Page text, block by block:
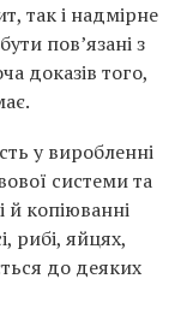
так і надмірне
пов’язані з
доказів того,
у виробленні
системи та
й копіюванні
рибі, яйцях,
до деяких